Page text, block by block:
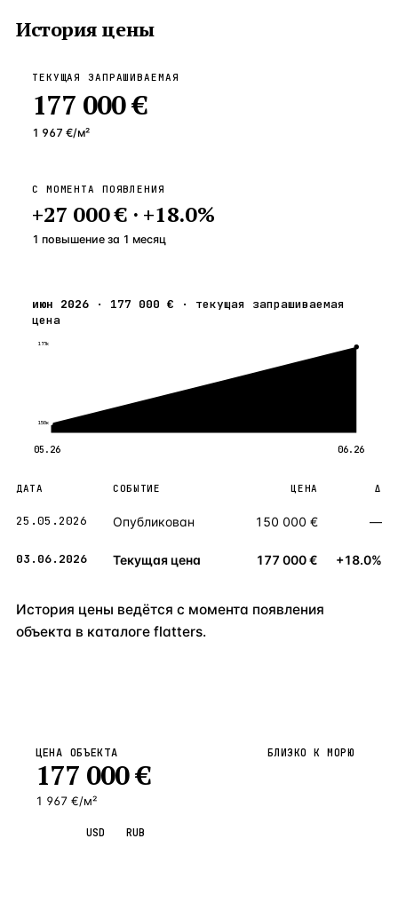
История цены
ТЕКУЩАЯ ЗАПРАШИВАЕМАЯ
177 000 €
1 967 €/м²
С МОМЕНТА ПОЯВЛЕНИЯ
+27 000 €· +18.0%
1 повышение за 1 месяц
июн 2026 · 177 000 € · текущая запрашиваемая
цена
177к
150к
05.26 06.26
ДАТА СОБЫТИЕ ЦЕНА Δ
25.05.2026 Опубликован 150 000 € —
03.06.2026 Текущая цена 177 000 € +18.0%
История цены ведётся с момента появления
объекта в каталоге flatters.
ЦЕНА ОБЪЕКТА
177 000€
1 967 €/м²
БЛИЗКО К МОРЮ
USD RUB